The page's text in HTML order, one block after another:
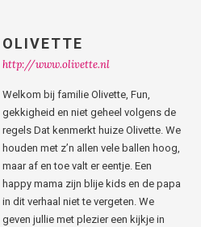
OLIVETTE
http://www.olivette.nl
Welkom bij familie Olivette, Fun,
gekkigheid en niet geheel volgens de
regels Dat kenmerkt huize Olivette. We
houden met z’n allen vele ballen hoog,
maar af en toe valt er eentje. Een
happy mama zijn blije kids en de papa
in dit verhaal niet te vergeten. We
geven jullie met plezier een kijkje in